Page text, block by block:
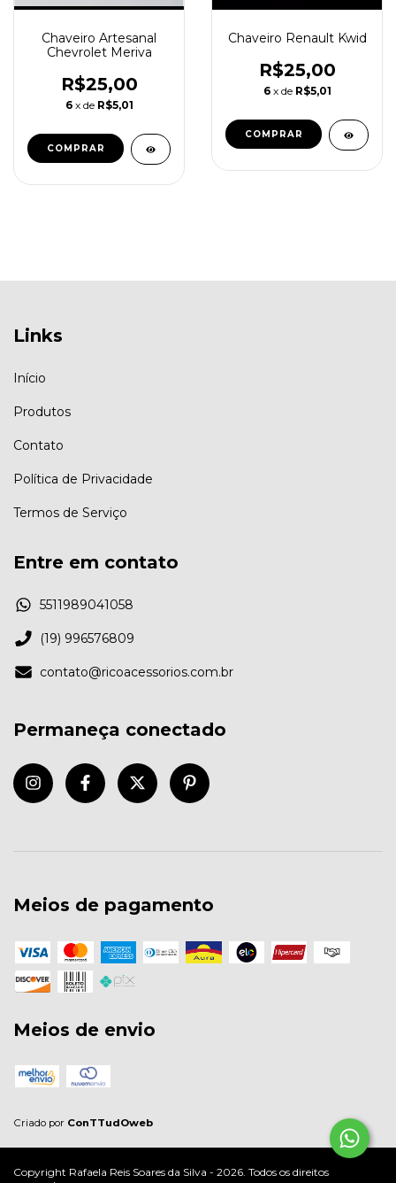
Chaveiro Artesanal
Chevrolet Meriva
R$25,00
6 x de R$5,01
Chaveiro Renault Kwid
R$25,00
6 x de R$5,01
Links
Início
Produtos
Contato
Política de Privacidade
Termos de Serviço
Entre em contato
5511989041058
(19) 996576809
contato@ricoacessorios.com.br
Permaneça conectado
Meios de pagamento
Meios de envio
Criado por ConTTudOweb
Copyright Rafaela Reis Soares da Silva - 2026. Todos os direitos